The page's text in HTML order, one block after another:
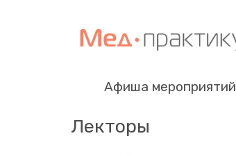
Афиша мероприятий
Лекторы